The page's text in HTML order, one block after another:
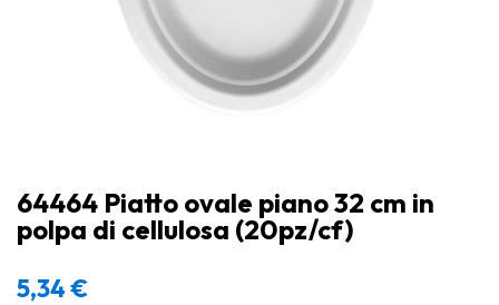
64464 Piatto ovale piano 32 cm in
polpa di cellulosa (20pz/cf)
5,34€